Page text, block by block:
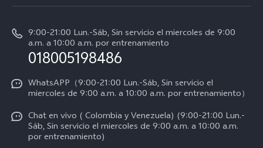
Y11d
Centro de servicio
Verificación de IMEI
Consulta el Precio de los Repuestos
Manual de usuario
Servicio de logística
Progreso de la reparación
Noticias
Empleos en vivo
Avisos legales
Acerca de nosotros
Sostenibilidad
9:00-21:00 Lun.-Sáb, Sin servicio el miercoles de 9:00
a.m. a 10:00 a.m. por entrenamiento
018005198486
WhatsAPP（9:00-21:00 Lun.-Sáb, Sin servicio el
miercoles de 9:00 a.m. a 10:00 a.m. por entrenamiento）
Chat en vivo ( Colombia y Venezuela) (9:00-21:00 Lun.-
Sáb, Sin servicio el miercoles de 9:00 a.m. a 10:00 a.m.
por entrenamiento)